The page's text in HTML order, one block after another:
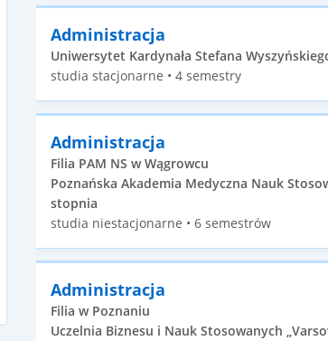
Administracja
Uniwersytet Kardynała Stefana
studia stacjonarne • 4 semestry
Administracja
Filia PAM NS w Wągrowcu
Poznańska Akademia Medyczna Nauk
stopnia
studia niestacjonarne • 6 semestrów
Administracja
Filia w Poznaniu
Uczelnia Biznesu i Nauk Stosowanych